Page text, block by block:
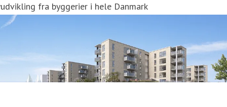
fra byggerier i hele Danmark